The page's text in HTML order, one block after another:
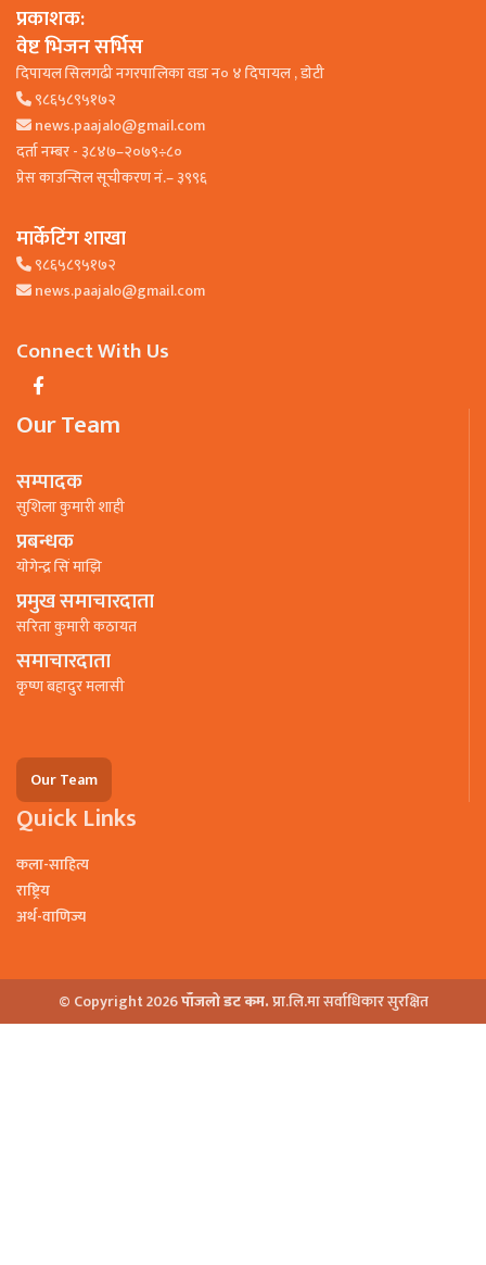
प्रकाशक:
वेष्ट भिजन सर्भिस
दिपायल सिलगढी नगरपालिका वडा न० ४ दिपायल , डाेटी
९८६५८९५१७२
news.paajalo@gmail.com
दर्ता नम्बर - ३८४७–२०७९÷८०
प्रेस काउन्सिल सूचीकरण नं.– ३९९६
मार्केटिंग शाखा
९८६५८९५१७२
news.paajalo@gmail.com
Connect With Us
Our Team
सम्पादक
सुशिला कुमारी शाही
प्रबन्धक
याेगेन्द्र सिं माझि
प्रमुख समाचारदाता
सरिता कुमारी कठायत
समाचारदाता
कृष्ण बहादुर मलासी
Our Team
Quick Links
कला-साहित्य
राष्ट्रिय
अर्थ-वाणिज्य
© Copyright 2026पाँजलो डट कम.प्रा.लि.मा सर्वाधिकार सुरक्षित